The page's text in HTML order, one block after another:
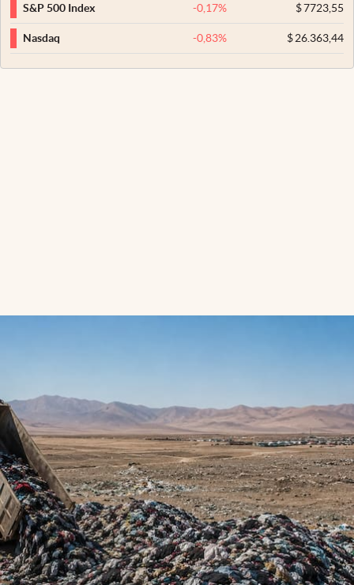
S&P 500 Index -0,17% $7723,55
Nasdaq -0,83% $26.363,44